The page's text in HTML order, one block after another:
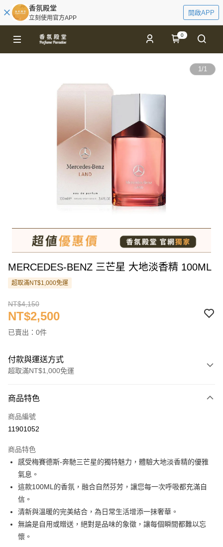
香氛殿堂
立刻使用官方APP
開啟APP
0
1/1
MERCEDES-BENZ 三芒星 大地淡香精 100ML
超取滿NT$1,000免運
NT$4,150
NT$2,500
已賣出：0件
付款與運送方式
超取滿NT$1,000免運
信用卡一次付款
信用卡分期付款
合作金庫商業銀行
華南商業銀行
彰化商業銀行
上海商業儲蓄銀行
國泰世華商業銀行
兆豐國際商業銀行
臺灣中小企業銀行
匯豐（台灣）商業銀行
華泰商業銀行
聯邦商業銀行
遠東國際商業銀行
元大商業銀行
永豐商業銀行
玉山商業銀行
超商取貨付款
LINE Pay
街口支付
悠遊付
商品特色
商品編號
11901052
商品特色
感受梅賽德斯-奔馳三芒星的獨特魅力，體驗大地淡香精的優雅
氣息。
這款100ML的香氛，融合自然芬芳，讓您每一次呼吸都充滿自
信。
清新與溫暖的完美結合，為日常生活增添一抹奢華。
無論是自用或贈送，絕對是品味的象徵，讓每個瞬間都難以忘
懷。